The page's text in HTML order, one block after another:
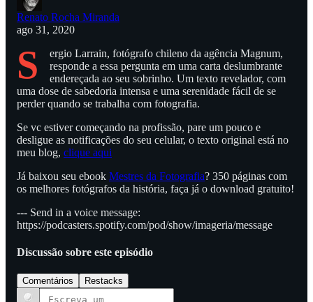
Renato Rocha Miranda
ago 31, 2020
S
ergio Larrain, fotógrafo chileno da agência Magnum,
responde a essa pergunta em uma carta deslumbrante
endereçada ao seu sobrinho. Um texto revelador, com
uma dose de sabedoria intensa e uma serenidade fácil de se
perder quando se trabalha com fotografia.
Se vc estiver começando na profissão, pare um pouco e
desligue as notificações do seu celular, o texto original está no
meu blog, clique aqui
Já baixou seu ebook Mestres da Fotografia? 350 páginas com
os melhores fotógrafos da história, faça já o download gratuito!
--- Send in a voice message:
https://podcasters.spotify.com/pod/show/imageria/message
Discussão sobre este episódio
Comentários Restacks